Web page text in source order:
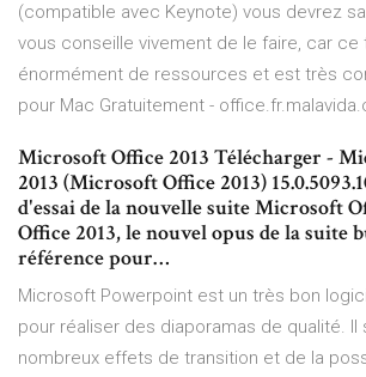
(compatible avec Keynote) vous devrez
vous conseille vivement de le faire, car
énormément de ressources et est très
pour Mac Gratuitement -
Microsoft Office 2013 Télécharger -
2013 (Microsoft Office 2013)
d'essai de la nouvelle suite Microsoft
Office 2013, le nouvel opus de la suite
référence pour…
Microsoft Powerpoint est un très bon
pour réaliser des diaporamas de qualité.
nombreux effets de transition et de la